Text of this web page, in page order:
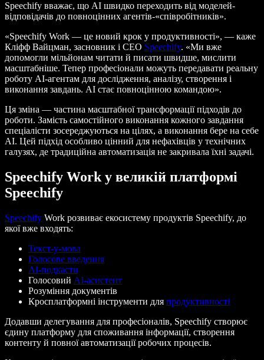
Speechify вважає, що AI швидко переходить від моделей-
відповідачів до повноцінних агентів-«співробітників».
«Speechify Work — це новий крок у продуктивності», — каже
Кліфф Вайцман, засновник і CEO Speechify. «Ми вже
допомогли мільйонам читати й писати швидше, мислити
масштабніше. Тепер професіонали можуть передавати реальну
роботу AI-агентам для дослідження, аналізу, створення і
виконання завдань. AI стає повноцінною командою».
Ця зміна — частина масштабної трансформації підходів до
роботи. Замість самостійного виконання кожного завдання
спеціалісти зосереджуються на цілях, а виконання бере на себе
AI. Цей підхід особливо цінний для нефахівців у технічних
галузях, де традиційна автоматизація не закривала їхні задачі.
Speechify Work у великій платформі
Speechify
Speechify Work розвиває екосистему продуктів Speechify, до
якої вже входять:
Текст-у-мова
Голосове введення
AI-подкасти
Голосовий AI-асистент
Розуміння документів
Кросплатформні інструменти для продуктивності
Додавши делегування для професіоналів, Speechify створює
єдину платформу для споживання інформації, створення
контенту й повної автоматизації робочих процесів.